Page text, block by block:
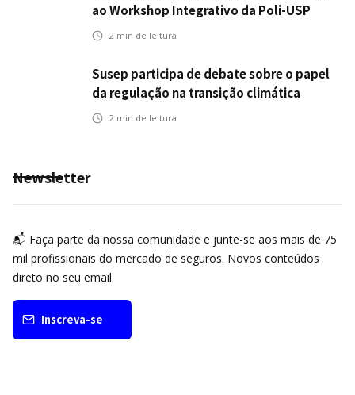
ao Workshop Integrativo da Poli-USP
2 min de leitura
Susep participa de debate sobre o papel
da regulação na transição climática
2 min de leitura
Newsletter
📬 Faça parte da nossa comunidade e junte-se aos mais de 75
mil profissionais do mercado de seguros. Novos conteúdos
direto no seu email.
Inscreva-se